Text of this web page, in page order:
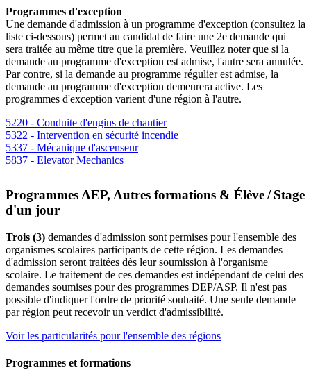
Programmes d'exception
Une demande d'admission à un programme d'exception (consultez la
liste ci-dessous) permet au candidat de faire une 2e demande qui
sera traitée au même titre que la première. Veuillez noter que si la
demande au programme d'exception est admise, l'autre sera annulée.
Par contre, si la demande au programme régulier est admise, la
demande au programme d'exception demeurera active. Les
programmes d'exception varient d'une région à l'autre.
5220 - Conduite d'engins de chantier
5322 - Intervention en sécurité incendie
5337 - Mécanique d'ascenseur
5837 - Elevator Mechanics
Programmes AEP, Autres formations & Élève / Stage
d'un jour
Trois (3) demandes d'admission sont permises pour l'ensemble des
organismes scolaires participants de cette région. Les demandes
d'admission seront traitées dès leur soumission à l'organisme
scolaire. Le traitement de ces demandes est indépendant de celui des
demandes soumises pour des programmes DEP/ASP. Il n'est pas
possible d'indiquer l'ordre de priorité souhaité. Une seule demande
par région peut recevoir un verdict d'admissibilité.
Voir les particularités pour l'ensemble des régions
Programmes et formations